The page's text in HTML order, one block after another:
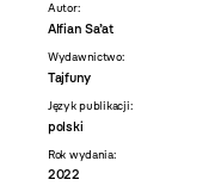
Autor:
Alfian Sa’at
Wydawnictwo:
Tajfuny
Język publikacji:
polski
Rok wydania:
2022